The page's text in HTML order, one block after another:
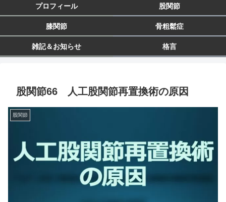
プロフィール 股関節
膝関節 骨粗鬆症
雑記＆お知らせ 格言
股関節66 人工股関節再置換術の原因
股関節